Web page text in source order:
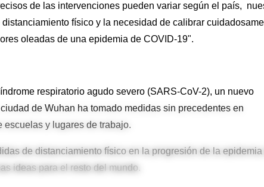
de las intervenciones pueden variar según el país,
físico y la necesidad de calibrar
oleadas de una epidemia de COVID-19".
respiratorio agudo severo (SARS-CoV-2), un nuevo
de Wuhan ha tomado medidas sin precedentes en
y lugares de trabajo.
de distanciamiento físico en la progresión de la epidemia
ideas para el resto del mundo.